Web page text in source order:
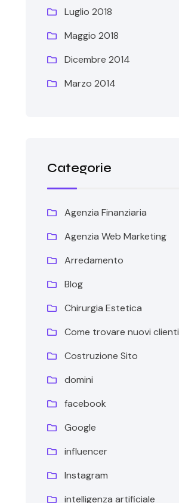
Luglio 2018
Maggio 2018
Dicembre 2014
Marzo 2014
Categorie
Agenzia Finanziaria
Agenzia Web Marketing
Arredamento
Blog
Chirurgia Estetica
Come trovare nuovi clienti
Costruzione Sito
domini
facebook
Google
influencer
Instagram
intelligenza artificiale